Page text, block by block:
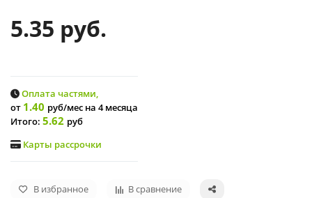
5.35 руб.
Оплата частями,
от 1.40 руб/мес на 4 месяца
Итого: 5.62 руб
Карты рассрочки
В избранное В сравнение